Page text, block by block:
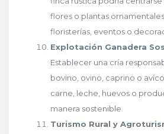
flores o plantas
floristerías, eventos o
Explotación Ganadera
Establecer una cría
bovino, ovino, caprino o
carne, leche, huevos o
manera sostenible.
Turismo Rural y